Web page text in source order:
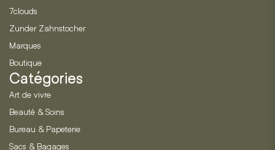
7clouds
Zunder Zahnstocher
Marques
Boutique
Catégories
Art de vivre
Beauté & Soins
Bureau & Papeterie
Sacs & Bagages